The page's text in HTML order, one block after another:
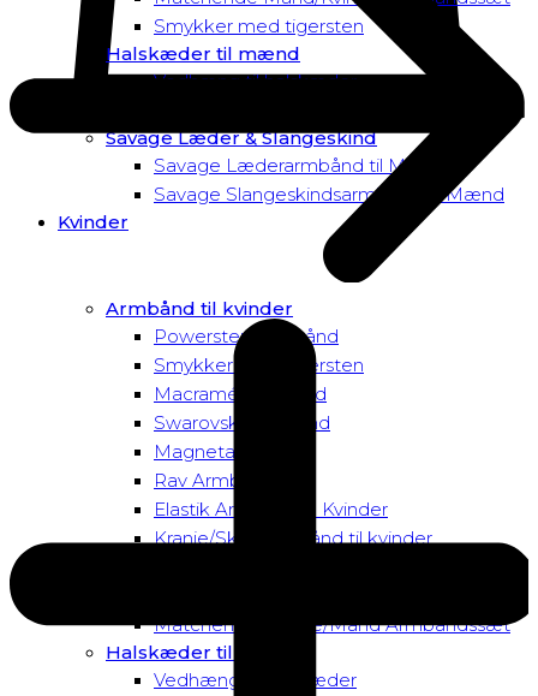
Smykker med tigersten
Halskæder til mænd
Vedhæng til halskæder
Savage Læder & Slangeskind
Savage Læderarmbånd til Mænd
Savage Slangeskindsarmbånd til Mænd
Kvinder
Armbånd til kvinder
Powersten Armbånd
Smykker med tigersten
Macramé Armbånd
Swarovski Armbånd
Magnetarmbånd
Rav Armbånd
Elastik Armbånd til Kvinder
Kranie/Skull Armbånd til kvinder
Matchende Kvinde/Mand Armbåndssæt
Halskæder til Kvinder
Vedhæng til halskæder